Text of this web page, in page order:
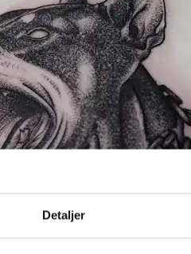
Detaljer